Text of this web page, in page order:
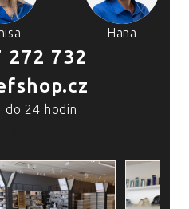
Hana
272 732
do 24 hodin